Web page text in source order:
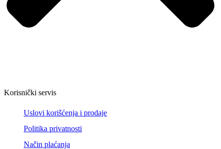
Korisnički servis
Uslovi korišćenja i prodaje
Politika privatnosti
Način plaćanja